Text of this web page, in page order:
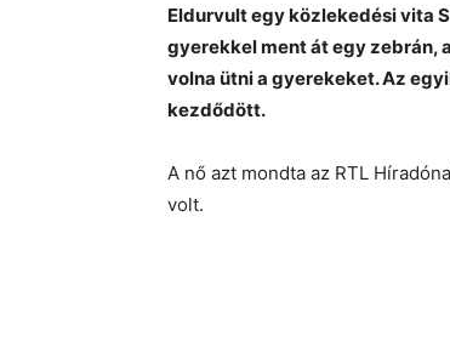
Eldurvult egy közlekedési vita
gyerekkel ment át egy zebrán,
volna ütni a gyerekeket. Az
kezdődött.
A nő azt mondta az RTL
volt.